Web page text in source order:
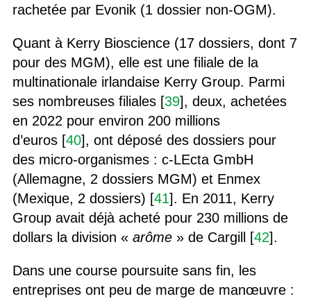
rachetée par Evonik (1 dossier non-OGM).
Quant à Kerry Bioscience (17 dossiers, dont 7
pour des MGM), elle est une filiale de la
multinationale irlandaise Kerry Group. Parmi
ses nombreuses filiales [39], deux, achetées
en 2022 pour environ 200 millions
d’euros [40], ont déposé des dossiers pour
des micro-organismes : c-LEcta GmbH
(Allemagne, 2 dossiers MGM) et Enmex
(Mexique, 2 dossiers) [41]. En 2011, Kerry
Group avait déjà acheté pour 230 millions de
dollars la division « arôme» de Cargill [42].
Dans une course poursuite sans fin, les
entreprises ont peu de marge de manœuvre :